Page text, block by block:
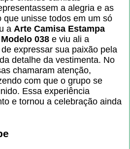
a alegria e as
que unisse todos em um só
a Arte Camisa Estampa
038 e viu ali a
expressar sua paixão pela
detalhe da vestimenta. No
chamaram atenção,
com que o grupo se
Essa experiência
e tornou a celebração ainda